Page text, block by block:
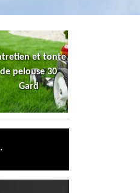
et tonte
de pelouse 30
Gard